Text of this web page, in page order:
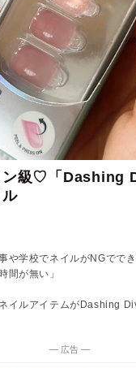
ン級♡「Dashing
や学校でネイルがNGででき
間が無い」
イルアイテムがDashing
― 広告 ―